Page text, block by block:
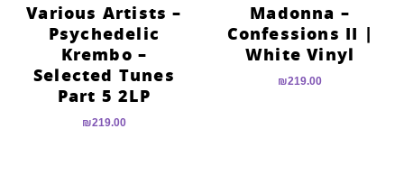
Madonna –
Confessions II |
White Vinyl
₪219.00
Various Artists –
Psychedelic
Krembo –
Selected Tunes
Part 5 2LP
₪219.00